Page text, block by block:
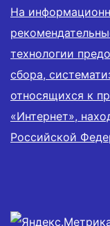
На
технологии
сбора,
относящихся к
«Интернет»,
Российской